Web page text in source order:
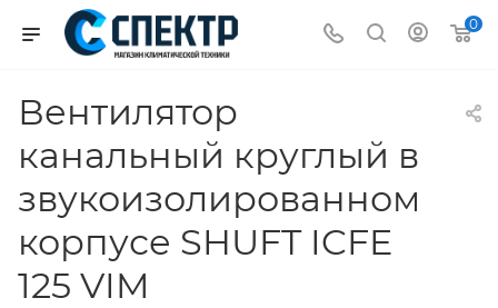
0
Вентилятор
канальный круглый в
звукоизолированном
корпусе SHUFT ICFE
125 VIM